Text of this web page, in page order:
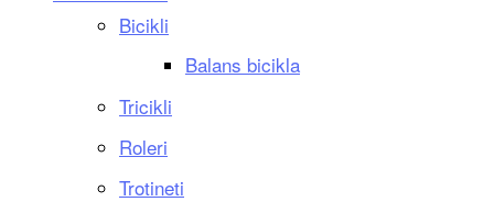
Bicikli
Balans bicikla
Tricikli
Roleri
Trotineti